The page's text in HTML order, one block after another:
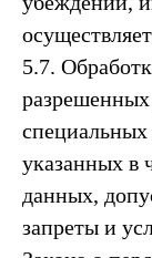
5.7.
разрешенных
указанных в
данных,
запреты и